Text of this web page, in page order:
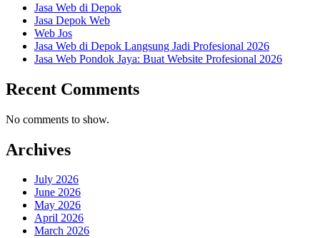
Jasa Web di Depok
Jasa Depok Web
Web Jos
Jasa Web di Depok Langsung Jadi Profesional 2026
Jasa Web Pondok Jaya: Buat Website Profesional 2026
Recent Comments
No comments to show.
Archives
July 2026
June 2026
May 2026
April 2026
March 2026